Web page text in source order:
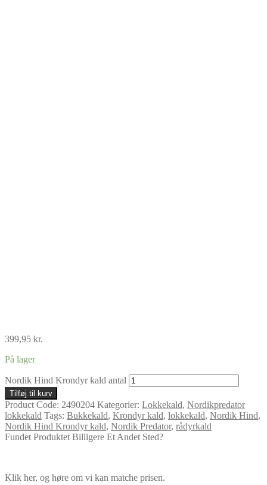
399,95 kr.
På lager
Nordik Hind Krondyr kald antal
Tilføj til kurv
Product Code: 2490204 Kategorier: Lokkekald, Nordikpredator
lokkekald Tags: Bukkekald, Krondyr kald, lokkekald, Nordik Hind,
Nordik Hind Krondyr kald, Nordik Predator, rådyrkald
Fundet Produktet Billigere Et Andet Sted?
Klik her, og høre om vi kan matche prisen.